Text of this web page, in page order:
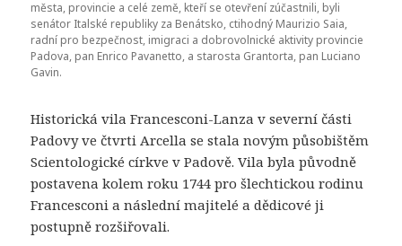
města, provincie a celé země, kteří se otevření zúčastnili, byli
senátor Italské republiky za Benátsko, ctihodný Maurizio Saia,
radní pro bezpečnost, imigraci a dobrovolnické aktivity provincie
Padova, pan Enrico Pavanetto, a starosta Grantorta, pan Luciano
Gavin.
Historická vila Francesconi-Lanza v severní části
Padovy ve čtvrti Arcella se stala novým působištěm
Scientologické církve v Padově. Vila byla původně
postavena kolem roku 1744 pro šlechtickou rodinu
Francesconi a následní majitelé a dědicové ji
postupně rozšiřovali.